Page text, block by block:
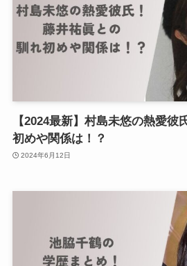
【2024最新】村島未悠の熱愛彼
初めや関係は！？
2024年6月12日